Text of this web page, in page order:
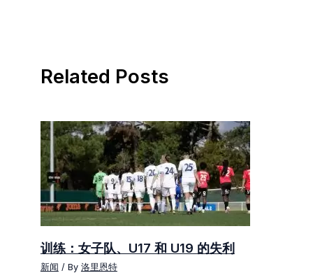
Related Posts
训练：女子队、U17 和 U19 的失利
新闻 / By 洛里恩特